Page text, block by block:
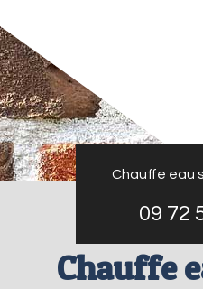
Chauffe eau
09 72
Chauffe